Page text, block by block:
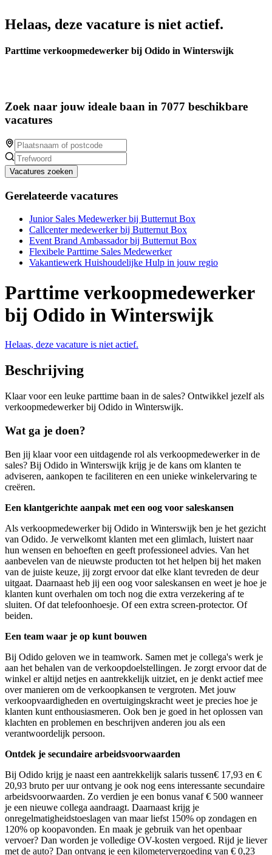
Helaas, deze vacature is niet actief.
Parttime verkoopmedewerker bij Odido in Winterswijk
Zoek naar jouw ideale baan in 7077 beschikbare
vacatures
Vacatures zoeken
Gerelateerde vacatures
Junior Sales Medewerker bij Butternut Box
Callcenter medewerker bij Butternut Box
Event Brand Ambassador bij Butternut Box
Flexibele Parttime Sales Medewerker
Vakantiewerk Huishoudelijke Hulp in jouw regio
Parttime verkoopmedewerker
bij Odido in Winterswijk
Helaas, deze vacature is niet actief.
Beschrijving
Klaar voor een leuke parttime baan in de sales? Ontwikkel jezelf als
verkoopmedewerker bij Odido in Winterswijk.
Wat ga je doen?
Ben jij klaar voor een uitdagende rol als verkoopmedewerker in de
sales? Bij Odido in Winterswijk krijg je de kans om klanten te
adviseren, aankopen te faciliteren en een unieke winkelervaring te
creëren.
Een klantgerichte aanpak met een oog voor saleskansen
Als verkoopmedewerker bij Odido in Winterswijk ben je het gezicht
van Odido. Je verwelkomt klanten met een glimlach, luistert naar
hun wensen en behoeften en geeft professioneel advies. Van het
aanbevelen van de nieuwste producten tot het helpen bij het maken
van de juiste keuze, jij zorgt ervoor dat elke klant tevreden de deur
uitgaat. Daarnaast heb jij een oog voor saleskansen en weet je hoe je
klanten kunt overhalen om toch nog die extra verzekering af te
sluiten. Of dat telefoonhoesje. Of een extra screen-protector. Of
beiden.
Een team waar je op kunt bouwen
Bij Odido geloven we in teamwork. Samen met je collega's werk je
aan het behalen van de verkoopdoelstellingen. Je zorgt ervoor dat de
winkel er altijd netjes en aantrekkelijk uitziet, en je denkt actief mee
over manieren om de verkoopkansen te vergroten. Met jouw
verkoopvaardigheden en overtuigingskracht weet je precies hoe je
klanten kunt enthousiasmeren. Ook ben je goed in het oplossen van
klachten en problemen en beschrijven anderen jou als een
verantwoordelijk persoon.
Ontdek je secundaire arbeidsvoorwaarden
Bij Odido krijg je naast een aantrekkelijk salaris tussen€ 17,93 en €
20,93 bruto per uur ontvang je ook nog eens interessante secundaire
arbeidsvoorwaarden. Zo verdien je een bonus vanaf € 500 wanneer
je een nieuwe collega aandraagt. Daarnaast krijg je
onregelmatigheidstoeslagen van maar liefst 150% op zondagen en
120% op koopavonden. En maak je gebruik van het openbaar
vervoer? Dan worden je volledige OV-kosten vergoed. Rijd je liever
met de auto? Dan ontvang je een kilometervergoeding van € 0,23